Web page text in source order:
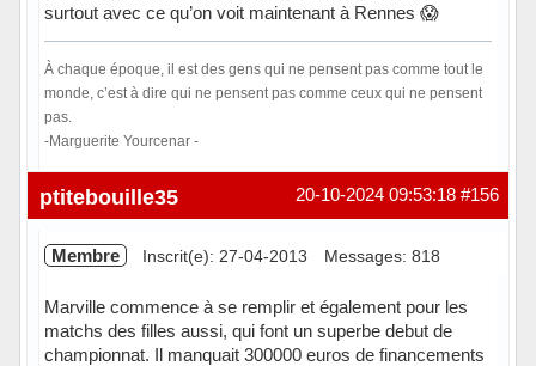
surtout avec ce qu’on voit maintenant à Rennes 😱
À chaque époque, il est des gens qui ne pensent pas comme tout le
monde, c’est à dire qui ne pensent pas comme ceux qui ne pensent
pas.
-Marguerite Yourcenar -
En ligne #156
20-10-2024 09:53:18
ptitebouille35
Membre Inscrit(e): 27-04-2013 Messages: 818
Marville commence à se remplir et également pour les
matchs des filles aussi, qui font un superbe debut de
championnat. Il manquait 300000 euros de financements